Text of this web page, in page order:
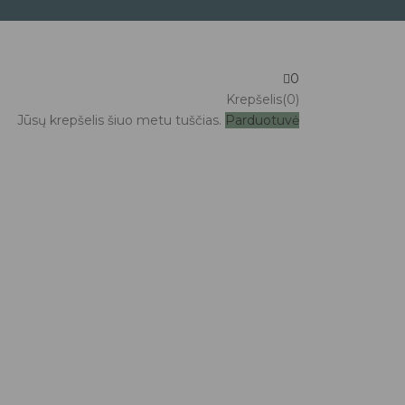
0
Krepšelis(0)
Jūsų krepšelis šiuo metu tuščias. Parduotuvė